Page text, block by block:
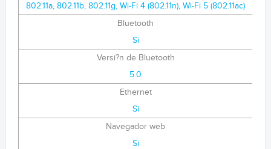
802.11a, 802.11b, 802.11g, Wi-Fi 4 (802.11n), Wi-Fi 5 (802.11ac)
Bluetooth
Si
Versi?n de Bluetooth
5.0
Ethernet
Si
Navegador web
Si